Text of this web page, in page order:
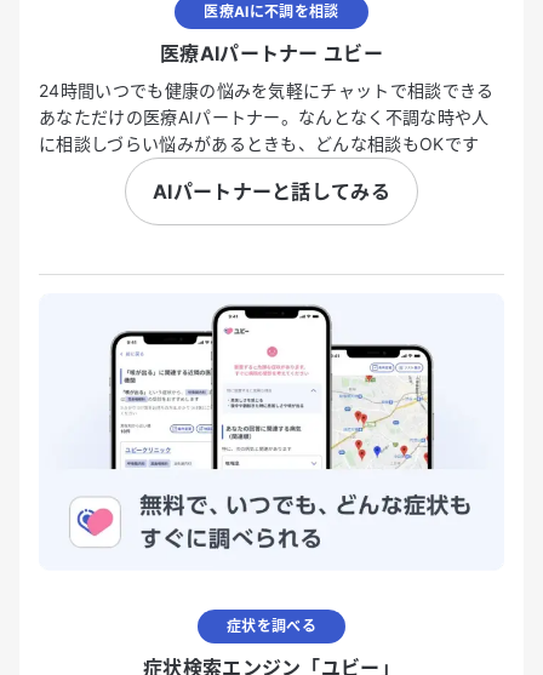
医療AIに不調を相談
医療AIパートナー ユビー
24時間いつでも健康の悩みを気軽にチャットで相談できる
あなただけの医療AIパートナー。なんとなく不調な時や人
に相談しづらい悩みがあるときも、どんな相談もOKです
AIパートナーと話してみる
症状を調べる
症状検索エンジン「ユビー」